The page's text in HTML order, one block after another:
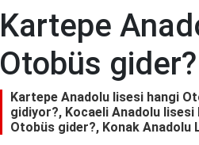
Kartepe
Otobüs gider?
Kartepe Anadolu lisesi hangi
gidiyor?, Kocaeli Anadolu
Otobüs gider?, Konak Anadolu